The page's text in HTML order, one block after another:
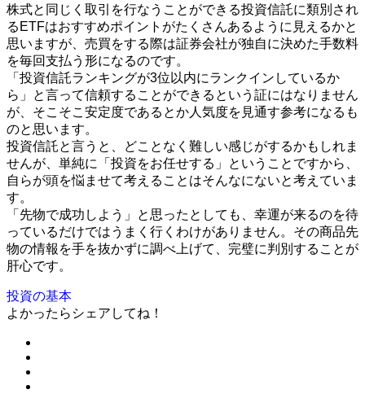
株式と同じく取引を行なうことができる投資信託に類別され
るETFはおすすめポイントがたくさんあるように見えるかと
思いますが、売買をする際は証券会社が独自に決めた手数料
を毎回支払う形になるのです。
「投資信託ランキングが3位以内にランクインしているか
ら」と言って信頼することができるという証にはなりません
が、そこそこ安定度であるとか人気度を見通す参考になるも
のと思います。
投資信託と言うと、どことなく難しい感じがするかもしれま
せんが、単純に「投資をお任せする」ということですから、
自らが頭を悩ませて考えることはそんなにないと考えていま
す。
「先物で成功しよう」と思ったとしても、幸運が来るのを待
っているだけではうまく行くわけがありません。その商品先
物の情報を手を抜かずに調べ上げて、完璧に判別することが
肝心です。
投資の基本
よかったらシェアしてね！